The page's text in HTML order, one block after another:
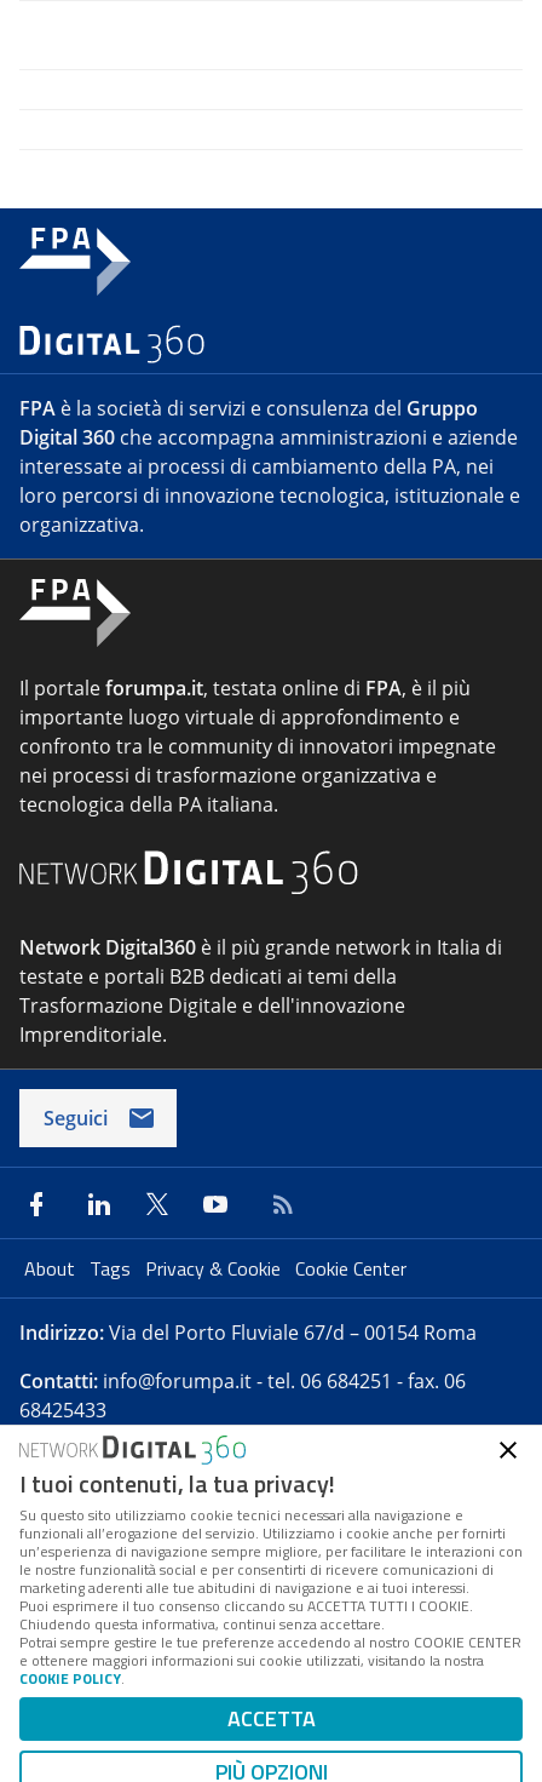
FPA è la società di servizi e consulenza del Gruppo
Digital 360 che accompagna amministrazioni e aziende
interessate ai processi di cambiamento della PA, nei
loro percorsi di innovazione tecnologica, istituzionale e
organizzativa.
Il portaleforumpa.it, testata online di FPA, è il più
importante luogo virtuale di approfondimento e
confronto tra le community di innovatori impegnate
nei processi di trasformazione organizzativa e
tecnologica della PA italiana.
Network Digital360 è il più grande network in Italia di
testate e portali B2B dedicati ai temi della
Trasformazione Digitale e dell'innovazione
Imprenditoriale.
Seguici
About Tags Privacy & Cookie Cookie Center
Indirizzo:Via del Porto Fluviale 67/d – 00154 Roma
Contatti: info@forumpa.it- tel. 06 684251 - fax. 06
68425433
Forumpa.itè una pubblicazione telematica iscritta
presso Registro della stampa del Tribunale di Roma -
Reg. n. 182 del 2 maggio 2008 - Direttore resp. Michela
Stentella
FPA s.r.l. è società soggetta a Direzione e
Coordinamento da parte di Digital360 S.p.A. - FPA s.r.l.
è un'azienda certificata per il sistema di management
Codice Fiscale/Partita IVA n. 10693191008 - R.E.A. Roma
n. 1249791. ISP AWS
Mappa del sito
I tuoi contenuti, la tua privacy!
Su questo sito utilizziamo cookie tecnici necessari alla navigazione e
funzionali all’erogazione del servizio. Utilizziamo i cookie anche per fornirti
un’esperienza di navigazione sempre migliore, per facilitare le interazioni con
le nostre funzionalità social e per consentirti di ricevere comunicazioni di
marketing aderenti alle tue abitudini di navigazione e ai tuoi interessi.
Puoi esprimere il tuo consenso cliccando su ACCETTA TUTTI I COOKIE.
Chiudendo questa informativa, continui senza accettare.
Potrai sempre gestire le tue preferenze accedendo al nostro COOKIE CENTER
e ottenere maggiori informazioni sui cookie utilizzati, visitando la nostra
COOKIE POLICY.
ACCETTA
PIÙ OPZIONI